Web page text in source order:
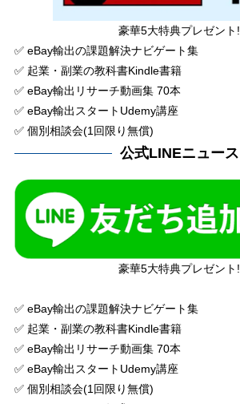
豪華5大特典プレゼント!
✅ eBay輸出の課題解決ナビゲート集
✅ 起業・副業の教科書Kindle書籍
✅ eBay輸出リサーチ動画集 70本
✅ eBay輸出スタートUdemy講座
✅ 個別相談会(1回限り無償)
公式LINEニュース
豪華5大特典プレゼント!
✅ eBay輸出の課題解決ナビゲート集
✅ 起業・副業の教科書Kindle書籍
✅ eBay輸出リサーチ動画集 70本
✅ eBay輸出スタートUdemy講座
✅ 個別相談会(1回限り無償)